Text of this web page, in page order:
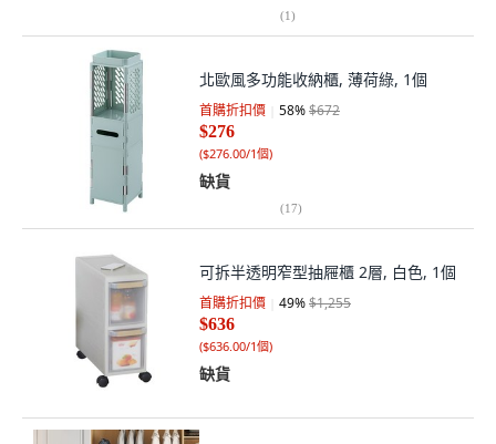
(1)
北歐風多功能收納櫃, 薄荷綠, 1個
首購折扣價 58%$672
$276
($276.00/1個)
缺貨
(17)
可拆半透明窄型抽屜櫃 2層, 白色, 1個
首購折扣價 49%$1,255
$636
($636.00/1個)
缺貨